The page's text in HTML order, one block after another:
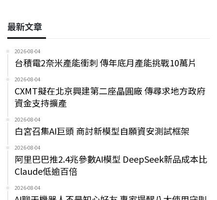
最新文章
2026-08-04
台積電2奈米產能衝刺 傳年底月產能挑戰10萬片
2026-08-04
CXMT擬在北京興建第二座晶圓廠 傳尋求地方政府
資金支持擴產
2026-08-04
白宮召集AI巨頭 商討新模型自願資安測試框架
2026-08-04
阿里巴巴推2.4兆參數AI模型 DeepSeek新品成本比
Claude低逾百倍
2026-08-04